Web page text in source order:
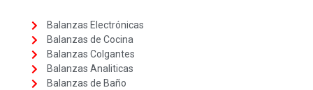
Balanzas Electrónicas
Balanzas de Cocina
Balanzas Colgantes
Balanzas Analiticas
Balanzas de Baño